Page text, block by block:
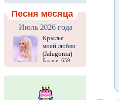
Песня месяца
Июль 2026 года
Крылья
моей любви
(Jalagonia)
Баллов: 659